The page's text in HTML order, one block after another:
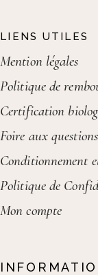
LIENS UTILES
Mention légales
Politique de
Certification
Foire aux questions
Conditionnement
Politique de
Mon compte